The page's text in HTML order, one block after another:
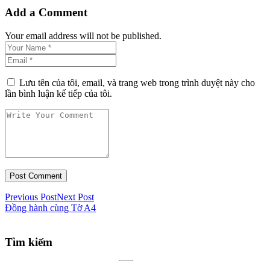
Add a Comment
Your email address will not be published.
Lưu tên của tôi, email, và trang web trong trình duyệt này cho
lần bình luận kế tiếp của tôi.
Previous PostNext Post
Đồng hành cùng Tờ A4
Tìm kiếm